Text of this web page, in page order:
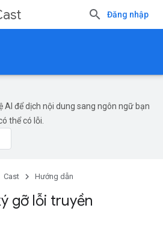
Đăng nhập
AI để dịch nội dung sang ngôn ngữ bạn
thể có lỗi.
Cast Hướng dẫn
gỡ lỗi truyền